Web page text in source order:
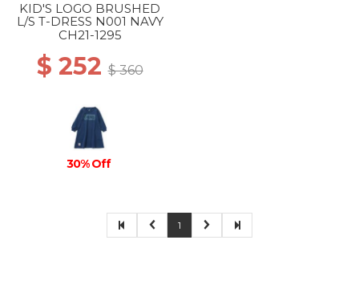
KID'S LOGO BRUSHED
L/S T-DRESS N001 NAVY
CH21-1295
$ 252$ 360
30% Off
1